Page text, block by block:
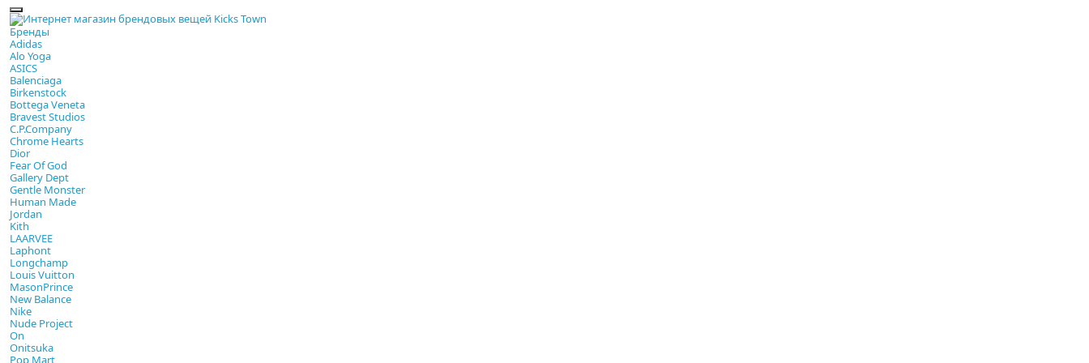
Бренды
Adidas
Alo Yoga
ASICS
Balenciaga
Birkenstock
Bottega Veneta
Bravest Studios
C.P.Company
Chrome Hearts
Dior
Fear Of God
Gallery Dept
Gentle Monster
Human Made
Jordan
Kith
LAARVEE
Laphont
Longchamp
Louis Vuitton
MasonPrince
New Balance
Nike
Nude Project
On
Onitsuka
Pop Mart